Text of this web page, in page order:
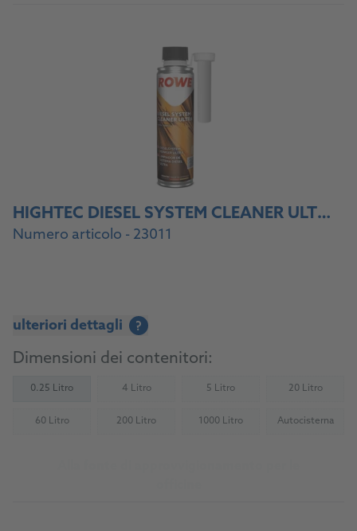
HIGHTEC DIESEL SYSTEM CLEANER ULTRA
Numero articolo - 23011
ulteriori dettagli ?
Dimensioni dei contenitori:
0.25 Litro 4 Litro
(Not available) 5 Litro(Not available) 20 Litro
(Not
60 Litro
(Not available) 200 Litro(Not available) 1000 Litro(Not available)Autocisterna
(Not